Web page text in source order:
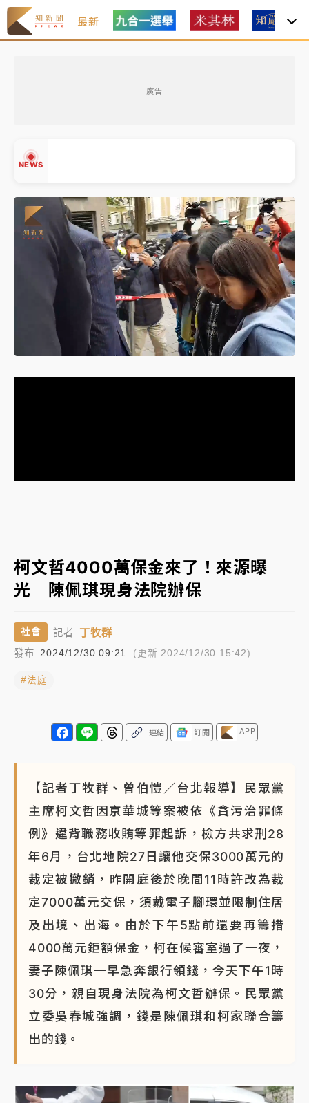
最新
廣告
NEWS
處置制度大變革！ 證交所今起縮短股票「關禁閉」天
數與撮合時間
才續任就飛美國大學面試 清大校長高為元致歉：機會
到來時引起我的好奇
白海豚颱風解除海警 西南風來了！4縣市大雨特報、各
地午後雷雨
分析｜
7月營收甫首破單月9000億元下半年續旺指
標？ 鴻海本週法說法人關注的四大重點
NBA｜
傳奇名帥驚傳離世！曾以「瘋狂籃球」震撼聯
盟 兩大愛徒向他致
數與撮合時間
地午後雷雨
分析｜ 7月營收甫首破單月9000億元下半年續旺指
NBA｜ 傳奇名帥驚傳離世！曾以「瘋狂籃球」震撼聯
盟 兩大愛徒向他致
▲
Unmute Loaded:
53.62%
柯文哲4000萬保金來了！來源曝
光 陳佩琪現身法院辦保
社會 記者 丁牧群
發布 2024/12/30 09:21 (更新 2024/12/30 15:42)
#法庭
連結 訂閱 APP
【記者丁牧群、曾伯愷／台北報導】民眾黨
主席柯文哲因京華城等案被依《貪污治罪條
例》違背職務收賄等罪起訴，檢方共求刑28
年6月，台北地院27日讓他交保3000萬元的
裁定被撤銷，昨開庭後於晚間11時許改為裁
定7000萬元交保，須戴電子腳環並限制住居
及出境、出海。由於下午5點前還要再籌措
4000萬元鉅額保金，柯在候審室過了一夜，
妻子陳佩琪一早急奔銀行領錢，今天下午1時
30分，親自現身法院為柯文哲辦保。民眾黨
立委吳春城強調，錢是陳佩琪和柯家聯合籌
出的錢。